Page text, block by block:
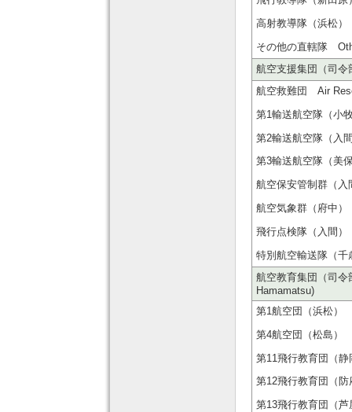
高射教導隊（浜松
その他の直轄隊
航空支援集団（司
航空救難団 Air
第1輸送航空隊（小
第2輸送航空隊（入
第3輸送航空隊（美
航空保安管制群（
航空気象群（府中
飛行点検隊（入間
特別航空輸送隊（
航空教育集団（司
Hamamatsu)
第1航空団（浜松）
第4航空団（松島）
第11飛行教育団（
第12飛行教育団（
第13飛行教育団（